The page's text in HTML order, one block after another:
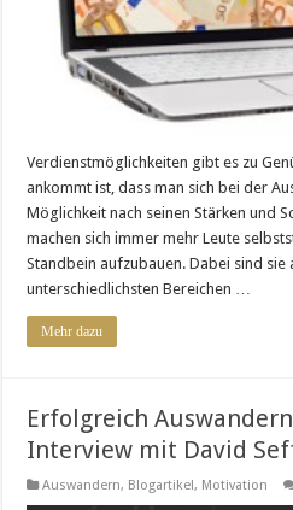
Verdienstmöglichkeiten gibt es zu
ankommt ist, dass man sich bei der
Möglichkeit nach seinen Stärken und
machen sich immer mehr Leute
Standbein aufzubauen. Dabei sind sie
unterschiedlichsten Bereichen …
Mehr dazu
Erfolgreich
Interview mit David
Auswandern, Blogartikel, Motivation